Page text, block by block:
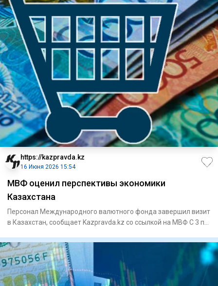
https://kazpravda.kz
16 Июня 2026 15:54
МВФ оценил перспективы экономики
Казахстана
Персонал Международного валютного фонда завершил визит
в Казахстан, сообщает Kazpravda.kz со ссылкой на МВФ С 3 по